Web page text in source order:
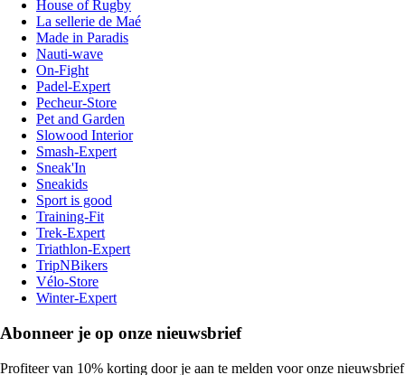
House of Rugby
La sellerie de Maé
Made in Paradis
Nauti-wave
On-Fight
Padel-Expert
Pecheur-Store
Pet and Garden
Slowood Interior
Smash-Expert
Sneak'In
Sneakids
Sport is good
Training-Fit
Trek-Expert
Triathlon-Expert
TripNBikers
Vélo-Store
Winter-Expert
Abonneer je op onze nieuwsbrief
Profiteer van 10% korting door je aan te melden voor onze nieuwsbrief